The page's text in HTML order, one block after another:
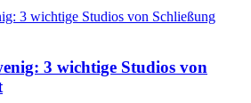
3 wichtige Studios von